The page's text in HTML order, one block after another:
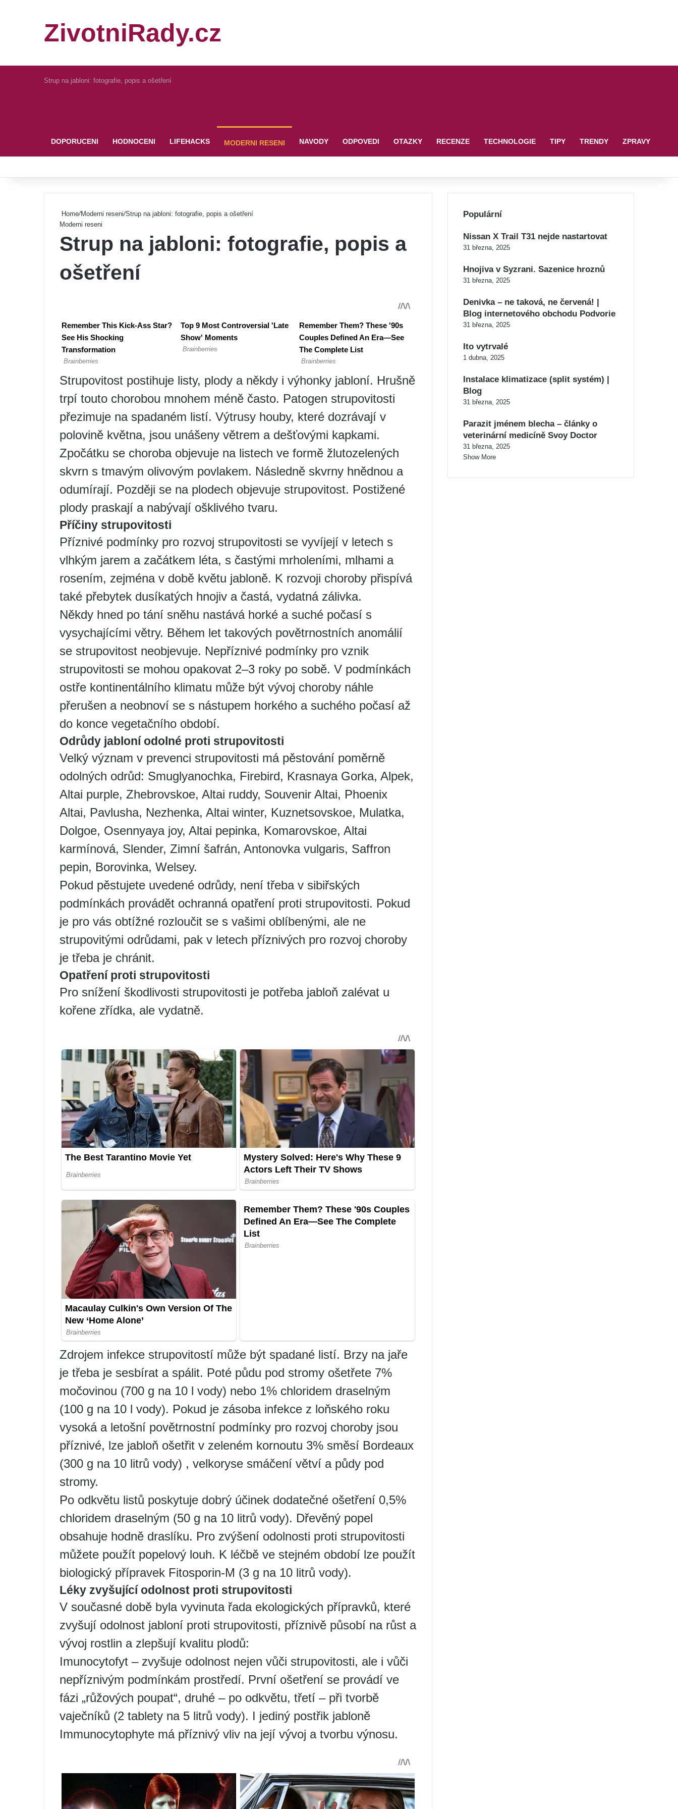
ZivotniRady.cz
Strup na jabloni: fotografie, popis a ošetření
DOPORUCENI HODNOCENI LIFEHACKS MODERNI RESENI NAVODY ODPOVEDI OTAZKY RECENZE TECHNOLOGIE TIPY TRENDY ZPRAVY
Home/Moderni reseni/Strup na jabloni: fotografie, popis a ošetření
Moderni reseni
Strup na jabloni: fotografie, popis a
ošetření
Strupovitost postihuje listy, plody a někdy i výhonky jabloní. Hrušně
trpí touto chorobou mnohem méně často. Patogen strupovitosti
přezimuje na spadaném listí. Výtrusy houby, které dozrávají v
polovině května, jsou unášeny větrem a dešťovými kapkami.
Zpočátku se choroba objevuje na listech ve formě žlutozelených
skvrn s tmavým olivovým povlakem. Následně skvrny hnědnou a
odumírají. Později se na plodech objevuje strupovitost. Postižené
plody praskají a nabývají ošklivého tvaru.
Příčiny strupovitosti
Příznivé podmínky pro rozvoj strupovitosti se vyvíjejí v letech s
vlhkým jarem a začátkem léta, s častými mrholeními, mlhami a
rosením, zejména v době květu jabloně. K rozvoji choroby přispívá
také přebytek dusíkatých hnojiv a častá, vydatná zálivka.
Někdy hned po tání sněhu nastává horké a suché počasí s
vysychajícími větry. Během let takových povětrnostních anomálií
se strupovitost neobjevuje. Nepříznivé podmínky pro vznik
strupovitosti se mohou opakovat 2–3 roky po sobě. V podmínkách
ostře kontinentálního klimatu může být vývoj choroby náhle
přerušen a neobnoví se s nástupem horkého a suchého počasí až
do konce vegetačního období.
Odrůdy jabloní odolné proti strupovitosti
Velký význam v prevenci strupovitosti má pěstování poměrně
odolných odrůd: Smuglyanochka, Firebird, Krasnaya Gorka, Alpek,
Altai purple, Zhebrovskoe, Altai ruddy, Souvenir Altai, Phoenix
Altai, Pavlusha, Nezhenka, Altai winter, Kuznetsovskoe, Mulatka,
Dolgoe, Osennyaya joy, Altai pepinka, Komarovskoe, Altai
karmínová, Slender, Zimní šafrán, Antonovka vulgaris, Saffron
pepin, Borovinka, Welsey.
Pokud pěstujete uvedené odrůdy, není třeba v sibiřských
podmínkách provádět ochranná opatření proti strupovitosti. Pokud
je pro vás obtížné rozloučit se s vašimi oblíbenými, ale ne
strupovitými odrůdami, pak v letech příznivých pro rozvoj choroby
je třeba je chránit.
Opatření proti strupovitosti
Pro snížení škodlivosti strupovitosti je potřeba jabloň zalévat u
kořene zřídka, ale vydatně.
Zdrojem infekce strupovitostí může být spadané listí. Brzy na jaře
je třeba je sesbírat a spálit. Poté půdu pod stromy ošetřete 7%
močovinou (700 g na 10 l vody) nebo 1% chloridem draselným
(100 g na 10 l vody). Pokud je zásoba infekce z loňského roku
vysoká a letošní povětrnostní podmínky pro rozvoj choroby jsou
příznivé, lze jabloň ošetřit v zeleném kornoutu 3% směsí Bordeaux
(300 g na 10 litrů vody) , velkoryse smáčení větví a půdy pod
stromy.
Po odkvětu listů poskytuje dobrý účinek dodatečné ošetření 0,5%
chloridem draselným (50 g na 10 litrů vody). Dřevěný popel
obsahuje hodně draslíku. Pro zvýšení odolnosti proti strupovitosti
můžete použít popelový louh. K léčbě ve stejném období lze použít
biologický přípravek Fitosporin-M (3 g na 10 litrů vody).
Léky zvyšující odolnost proti strupovitosti
V současné době byla vyvinuta řada ekologických přípravků, které
zvyšují odolnost jabloní proti strupovitosti, příznivě působí na růst a
vývoj rostlin a zlepšují kvalitu plodů:
Imunocytofyt – zvyšuje odolnost nejen vůči strupovitosti, ale i vůči
nepříznivým podmínkám prostředí. První ošetření se provádí ve
fázi „růžových poupat“, druhé – po odkvětu, třetí – při tvorbě
vaječníků (2 tablety na 5 litrů vody). I jediný postřik jabloně
Immunocytophyte má příznivý vliv na její vývoj a tvorbu výnosu.
Populární
Nissan X Trail T31 nejde nastartovat
31 března, 2025
Hnojiva v Syzrani. Sazenice hroznů
31 března, 2025
Denivka – ne taková, ne červená! |
Blog internetového obchodu Podvorie
31 března, 2025
Ito vytrvalé
1 dubna, 2025
Instalace klimatizace (split systém) |
Blog
31 března, 2025
Parazit jménem blecha – články o
veterinární medicíně Svoy Doctor
31 března, 2025
Show More